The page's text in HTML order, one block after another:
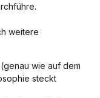
weitere
wie auf dem
steckt